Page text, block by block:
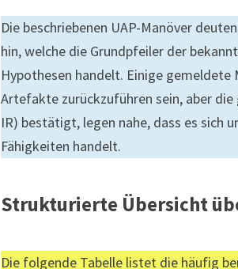
Die beschriebenen UAP-Manöver
hin, welche die Grundpfeiler der
Hypothesen handelt. Einige
Artefakte zurückzuführen sein, aber
IR) bestätigt, legen nahe, dass es sich
Fähigkeiten handelt.
Strukturierte Übersicht
Die folgende Tabelle listet die häufig